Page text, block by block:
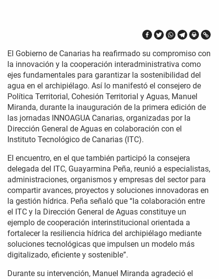
El Gobierno de Canarias ha reafirmado su compromiso con
la innovación y la cooperación interadministrativa como
ejes fundamentales para garantizar la sostenibilidad del
agua en el archipiélago. Así lo manifestó el consejero de
Política Territorial, Cohesión Territorial y Aguas, Manuel
Miranda, durante la inauguración de la primera edición de
las jornadas INNOAGUA Canarias, organizadas por la
Dirección General de Aguas en colaboración con el
Instituto Tecnológico de Canarias (ITC).
El encuentro, en el que también participó la consejera
delegada del ITC, Guayarmina Peña, reunió a especialistas,
administraciones, organismos y empresas del sector para
compartir avances, proyectos y soluciones innovadoras en
la gestión hídrica. Peña señaló que “la colaboración entre
el ITC y la Dirección General de Aguas constituye un
ejemplo de cooperación interinstitucional orientada a
fortalecer la resiliencia hídrica del archipiélago mediante
soluciones tecnológicas que impulsen un modelo más
digitalizado, eficiente y sostenible”.
Durante su intervención, Manuel Miranda agradeció el